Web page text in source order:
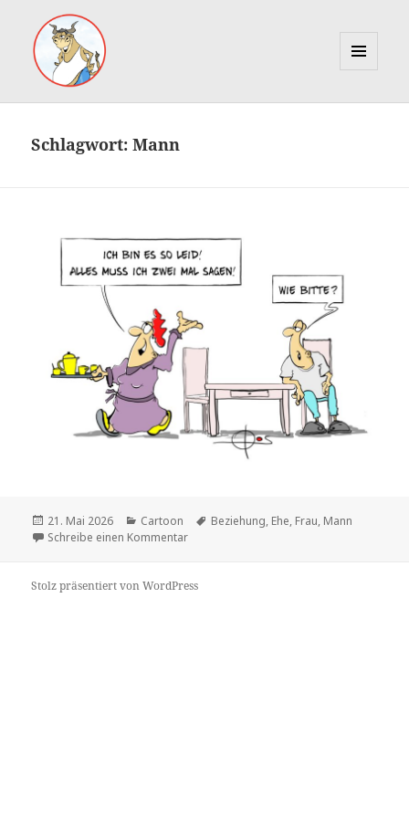
WIDGETS
Schlagwort:Mann
Veröffentlicht
am
21. Mai 2026 Kategorien
Cartoon Schlagwörter
Beziehung, Ehe, Frau, Mann
Schreibe einen Kommentarzu
Stolz präsentiert von WordPress